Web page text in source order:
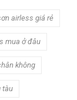
airless giá rẻ
mua ở đâu
không
tàu